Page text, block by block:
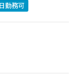
勤務可